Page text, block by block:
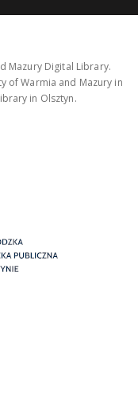
Mazury Digital Library.
of Warmia and Mazury in
in Olsztyn.